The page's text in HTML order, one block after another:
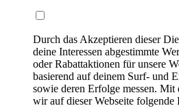
Durch das Akzeptieren dieser
deine Interessen abgestimmte
oder Rabattaktionen für unsere
basierend auf deinem Surf- und
sowie deren Erfolge messen.
wir auf dieser Webseite folgende